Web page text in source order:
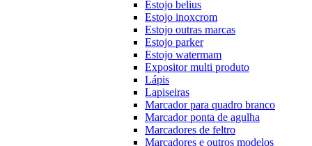
Estojo belius
Estojo inoxcrom
Estojo outras marcas
Estojo parker
Estojo watermam
Expositor multi produto
Lápis
Lapiseiras
Marcador para quadro branco
Marcador ponta de agulha
Marcadores de feltro
Marcadores e outros modelos